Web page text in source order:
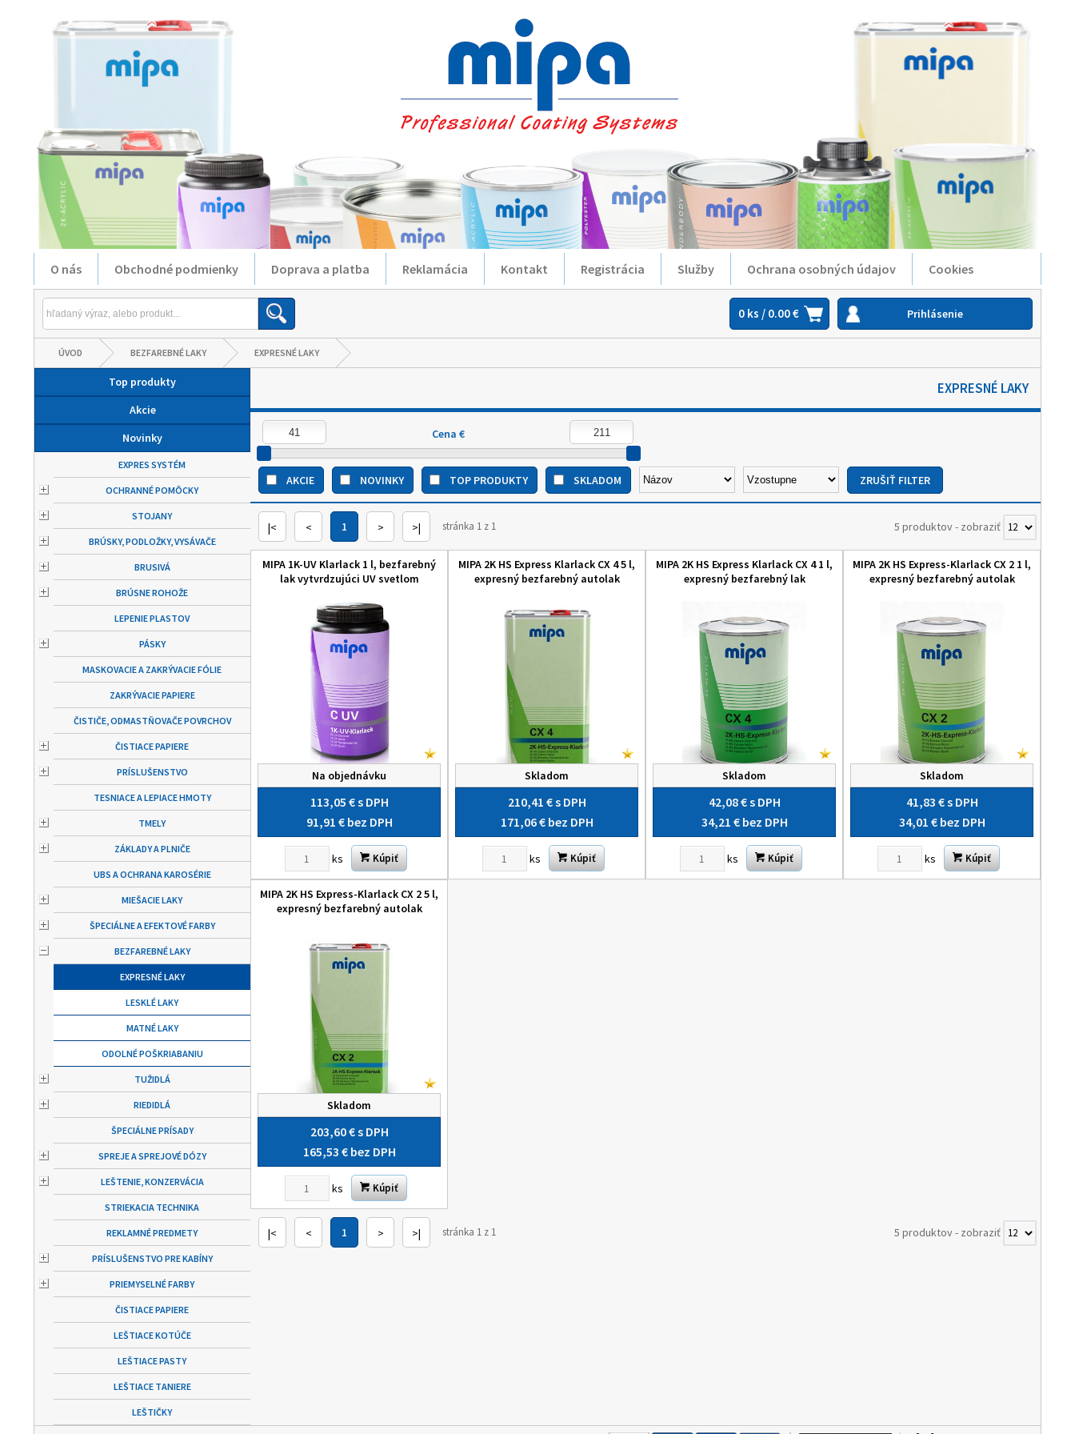
O nás Obchodné podmienky Doprava a platba Reklamácia Kontakt Registrácia Služby Ochrana osobných údajov Cookies
0 ks / 0.00 € Prihlásenie
ÚVOD BEZFAREBNÉ LAKY EXPRESNÉ LAKY
Top produkty
Akcie
Novinky
EXPRES SYSTÉM
OCHRANNÉ POMÔCKY
STOJANY
BRÚSKY, PODLOŽKY, VYSÁVAČE
BRUSIVÁ
BRÚSNE ROHOŽE
LEPENIE PLASTOV
PÁSKY
MASKOVACIE A ZAKRÝVACIE FÓLIE
ZAKRÝVACIE PAPIERE
ČISTIČE, ODMASTŇOVAČE POVRCHOV
ČISTIACE PAPIERE
PRÍSLUŠENSTVO
TESNIACE A LEPIACE HMOTY
TMELY
ZÁKLADY A PLNIČE
UBS A OCHRANA KAROSÉRIE
MIEŠACIE LAKY
ŠPECIÁLNE A EFEKTOVÉ FARBY
BEZFAREBNÉ LAKY
EXPRESNÉ LAKY
LESKLÉ LAKY
MATNÉ LAKY
ODOLNÉ POŠKRIABANIU
TUŽIDLÁ
RIEDIDLÁ
ŠPECIÁLNE PRÍSADY
SPREJE A SPREJOVÉ DÓZY
LEŠTENIE, KONZERVÁCIA
STRIEKACIA TECHNIKA
REKLAMNÉ PREDMETY
PRÍSLUŠENSTVO PRE KABÍNY
PRIEMYSELNÉ FARBY
ČISTIACE PAPIERE
LEŠTIACE KOTÚČE
LEŠTIACE PASTY
LEŠTIACE TANIERE
LEŠTIČKY
EXPRESNÉ LAKY
Cena €
AKCIE NOVINKY TOP PRODUKTY SKLADOM
|< < 1 > >| stránka 1 z 1 5 produktov- zobraziť
MIPA 1K-UV Klarlack 1 l, bezfarebný
lak vytvrdzujúci UV svetlom
Na objednávku
113,05 €s DPH
91,91 € bez DPH
ks Kúpiť
MIPA 2K HS Express Klarlack CX 4 5 l,
expresný bezfarebný autolak
Skladom
210,41 €s DPH
171,06 € bez DPH
ks Kúpiť
MIPA 2K HS Express Klarlack CX 4 1 l,
expresný bezfarebný lak
Skladom
42,08 €s DPH
34,21 € bez DPH
ks Kúpiť
MIPA 2K HS Express-Klarlack CX 2 1 l,
expresný bezfarebný autolak
Skladom
41,83 €s DPH
34,01 € bez DPH
ks Kúpiť
MIPA 2K HS Express-Klarlack CX 2 5 l,
expresný bezfarebný autolak
Skladom
203,60 €s DPH
165,53 € bez DPH
ks Kúpiť
|< < 1 > >| stránka 1 z 1 5 produktov- zobraziť